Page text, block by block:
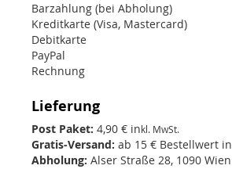
Barzahlung (bei Abholung)
Kreditkarte (Visa, Mastercard)
Debitkarte
PayPal
Rechnung
Lieferung
Post Paket: 4,90 € inkl. MwSt.
Gratis-Versand: ab 15 € Bestellwert in
Abholung: Alser Straße 28, 1090 Wien